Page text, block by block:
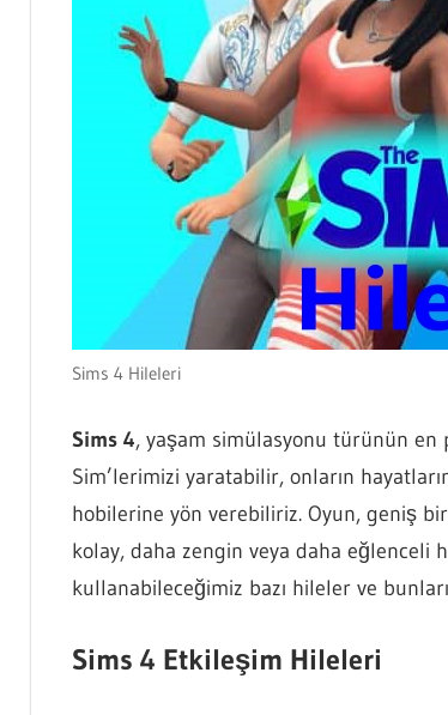
Sims 4 Hileleri
Sims 4, yaşam simülasyonu türünün en
Sim’lerimizi yaratabilir, onların
hobilerine yön verebiliriz. Oyun, geniş
kolay, daha zengin veya daha
kullanabileceğimiz bazı hileler ve
Sims 4 Etkileşim Hileleri